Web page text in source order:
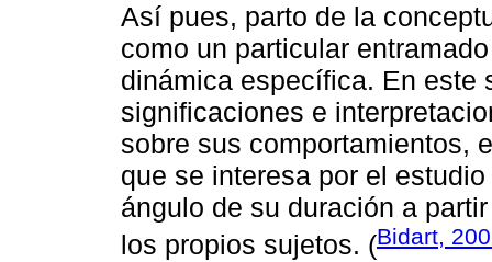
Así pues, parto de la
como un particular
dinámica específica. En este
significaciones e
sobre sus comportamientos,
que se interesa por el
ángulo de su duración a
los propios sujetos. (Bidart,